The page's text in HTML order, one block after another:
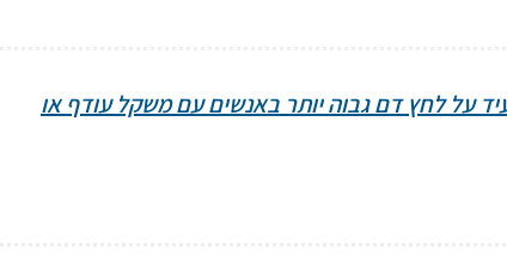
על לחץ דם גבוה יותר באנשים עם משקל עודף או